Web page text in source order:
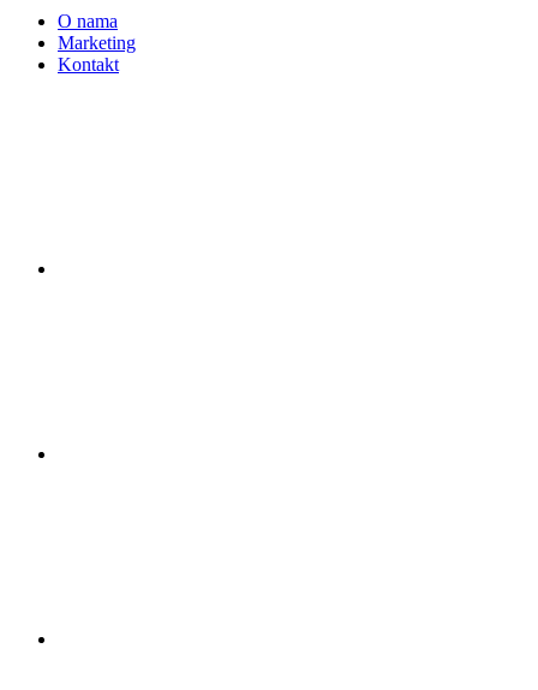
O nama
Marketing
Kontakt